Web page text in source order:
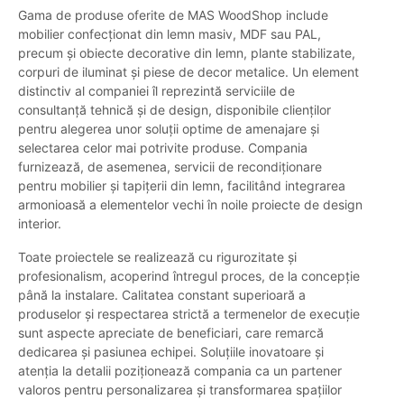
Gama de produse oferite de MAS WoodShop include
mobilier confecționat din lemn masiv, MDF sau PAL,
precum și obiecte decorative din lemn, plante stabilizate,
corpuri de iluminat și piese de decor metalice. Un element
distinctiv al companiei îl reprezintă serviciile de
consultanță tehnică și de design, disponibile clienților
pentru alegerea unor soluții optime de amenajare și
selectarea celor mai potrivite produse. Compania
furnizează, de asemenea, servicii de recondiționare
pentru mobilier și tapițerii din lemn, facilitând integrarea
armonioasă a elementelor vechi în noile proiecte de design
interior.
Toate proiectele se realizează cu rigurozitate și
profesionalism, acoperind întregul proces, de la concepție
până la instalare. Calitatea constant superioară a
produselor și respectarea strictă a termenelor de execuție
sunt aspecte apreciate de beneficiari, care remarcă
dedicarea și pasiunea echipei. Soluțiile inovatoare și
atenția la detalii poziționează compania ca un partener
valoros pentru personalizarea și transformarea spațiilor